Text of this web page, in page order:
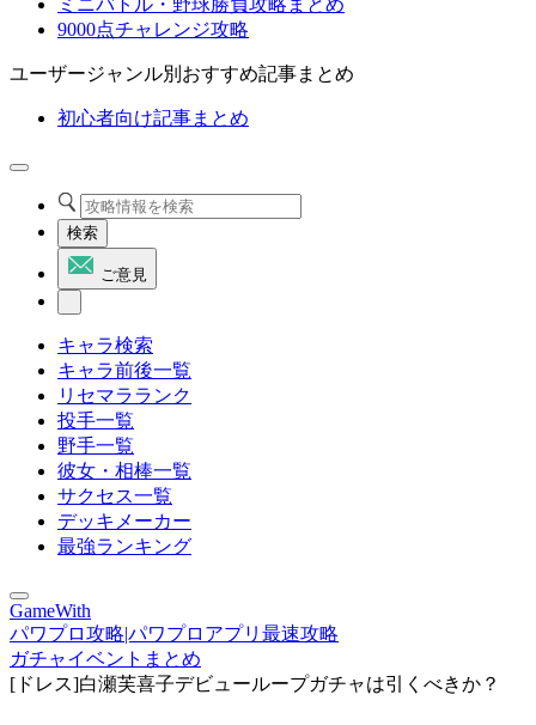
ミニバトル・野球勝負攻略まとめ
9000点チャレンジ攻略
ユーザージャンル別おすすめ記事まとめ
初心者向け記事まとめ
検索
ご意見
キャラ検索
キャラ前後一覧
リセマラランク
投手一覧
野手一覧
彼女・相棒一覧
サクセス一覧
デッキメーカー
最強ランキング
GameWith
パワプロ攻略|パワプロアプリ最速攻略
ガチャイベントまとめ
[ドレス]白瀬芙喜子デビューループガチャは引くべきか？